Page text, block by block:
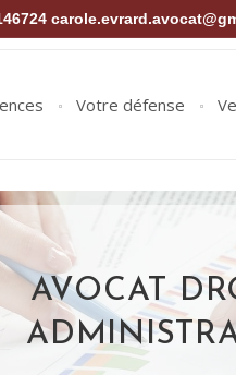
Votre défense
AVOCAT